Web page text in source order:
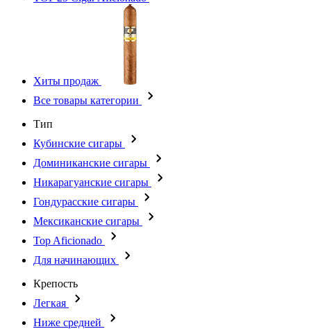
Хиты продаж
Все товары категории
Тип
Кубинские сигары
Доминиканские сигары
Никарагуанские сигары
Гондурасские сигары
Мексиканские сигары
Top Aficionado
Для начинающих
Крепость
Легкая
Ниже средней